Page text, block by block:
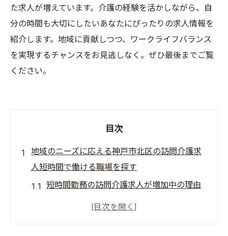
た求人が増えています。介護の経験を活かしながら、自
分の時間も大切にしたいあなたにぴったりの求人情報を
紹介します。地域に貢献しつつ、ワークライフバランス
を実現するチャンスをお見逃しなく。ぜひ最後までご覧
ください。
目次
地域のニーズに応える神戸市北区の訪問介護求
人短時間で働ける職場を探す
短時間勤務の訪問介護求人が増加中の理由
神戸市北区で訪問介護求人を効率的に見つ